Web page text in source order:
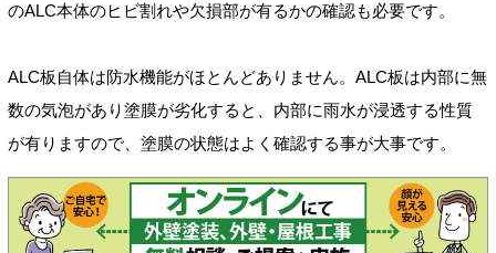
のALC本体のヒビ割れや欠損部が有るかの確認も必要です。
ALC板自体は防水機能がほとんどありません。ALC板は内部に無
数の気泡があり塗膜が劣化すると、内部に雨水が浸透する性質
が有りますので、塗膜の状態はよく確認する事が大事です。